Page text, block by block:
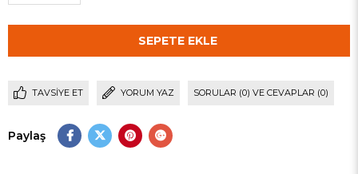
TAVSIYE ET YORUM YAZ SORULAR (0) VE CEVAPLAR (0)
Paylaş